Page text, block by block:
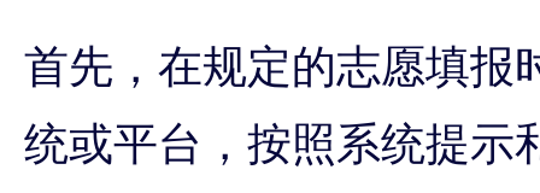
首先，在规定的志愿填报
统或平台，按照系统提示